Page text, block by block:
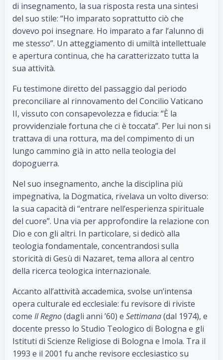
di insegnamento, la sua risposta resta una sintesi
del suo stile: “Ho imparato soprattutto ciò che
dovevo poi insegnare. Ho imparato a far l’alunno di
me stesso”. Un atteggiamento di umiltà intellettuale
e apertura continua, che ha caratterizzato tutta la
sua attività.
Fu testimone diretto del passaggio dal periodo
preconciliare al rinnovamento del Concilio Vaticano
II, vissuto con consapevolezza e fiducia: “È la
provvidenziale fortuna che ci è toccata”. Per lui non si
trattava di una rottura, ma del compimento di un
lungo cammino già in atto nella teologia del
dopoguerra.
Nel suo insegnamento, anche la disciplina più
impegnativa, la Dogmatica, rivelava un volto diverso:
la sua capacità di “entrare nell’esperienza spirituale
del cuore”. Una via per approfondire la relazione con
Dio e con gli altri. In particolare, si dedicò alla
teologia fondamentale, concentrandosi sulla
storicità di Gesù di Nazaret, tema allora al centro
della ricerca teologica internazionale.
Accanto all’attività accademica, svolse un’intensa
opera culturale ed ecclesiale: fu revisore di riviste
come Il Regno(dagli anni ’60) e Settimana(dal 1974), e
docente presso lo Studio Teologico di Bologna e gli
Istituti di Scienze Religiose di Bologna e Imola. Tra il
1993 e il 2001 fu anche revisore ecclesiastico su